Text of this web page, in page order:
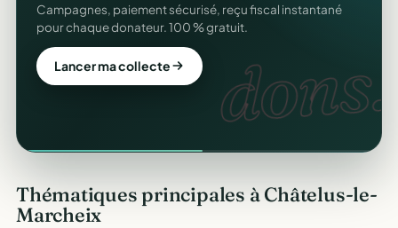
dons.
Campagnes, paiement sécurisé, reçu fiscal instantané
pour chaque donateur. 100 % gratuit.
Lancer ma collecte
Thématiques principales à Châtelus-le-
Marcheix